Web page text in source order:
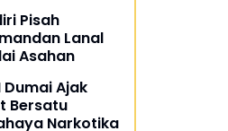
Pisah
Lanal
Asahan
Dumai Ajak
Bersatu
Narkotika